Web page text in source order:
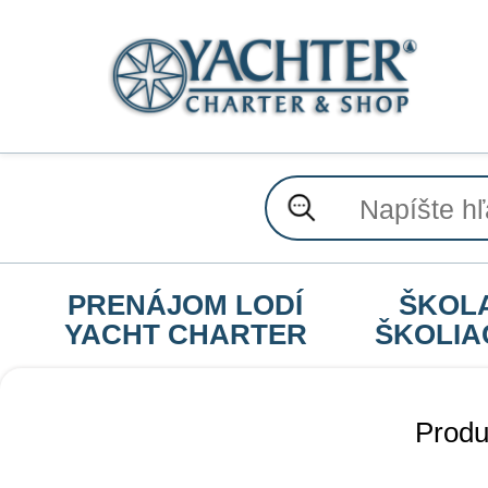
PRENÁJOM LODÍ
YACHT CHARTER